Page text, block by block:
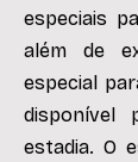
especiais
além de
especial
disponível
estadia. O